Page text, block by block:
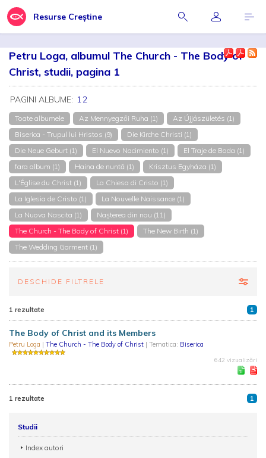
Resurse Creștine
Petru Loga, albumul The Church - The Body of
Christ, studii, pagina 1
PAGINI ALBUME: 12
Toate albumele Az Mennyegzői Ruha (1)
Az Újjászületés (1)
Biserica - Trupul lui Hristos (9)
Die Kirche Christi (1)
Die Neue Geburt (1)
El Nuevo Nacimiento (1)
El Traje de Boda (1)
fara album (1)
Haina de nuntă (1)
Krisztus Egyháza (1)
L'Église du Christ (1)
La Chiesa di Cristo (1)
La Iglesia de Cristo (1)
La Nouvelle Naissance (1)
La Nuova Nascita (1)
Nașterea din nou (11)
The Church - The Body of Christ (1)
The New Birth (1)
The Wedding Garment (1)
DESCHIDE FILTRELE
1 rezultate 1
The Body of Christ and its Members
Petru Loga | The Church - The Body of Christ | Tematica: Biserica
642 vizualizări
1 rezultate 1
Studii
Index autori